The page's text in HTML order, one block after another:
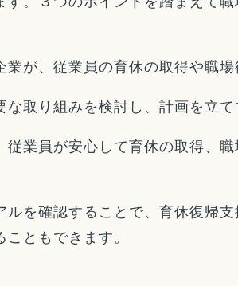
が、従業員の育休の取得や職
取り組みを検討し、計画を立て
従業員が安心して育休の取得、
ルを確認することで、育休復帰
ともできます。